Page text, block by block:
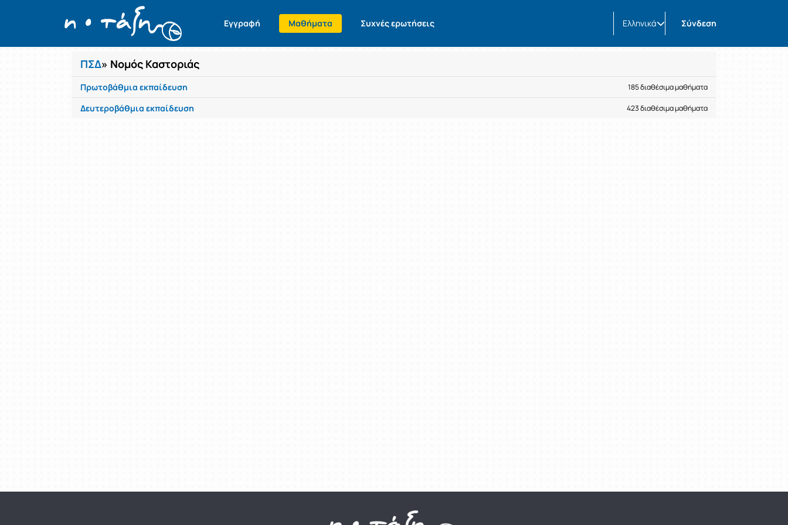
Εγγραφή Μαθήματα Συχνές ερωτήσεις Ελληνικά Σύνδεση
Μαθήματα
ΠΣΔ» Νομός Καστοριάς
Πρωτοβάθμια εκπαίδευση 185 διαθέσιμα μαθήματα
Δευτεροβάθμια εκπαίδευση 423 διαθέσιμα μαθήματα